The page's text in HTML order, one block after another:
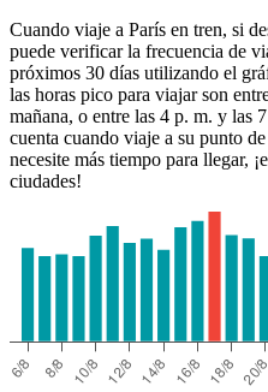
Cuando viaje a París en tren, si
puede verificar la frecuencia de
próximos 30 días utilizando el
las horas pico para viajar son
mañana, o entre las 4 p. m. y las
cuenta cuando viaje a su punto
necesite más tiempo para llegar,
ciudades!